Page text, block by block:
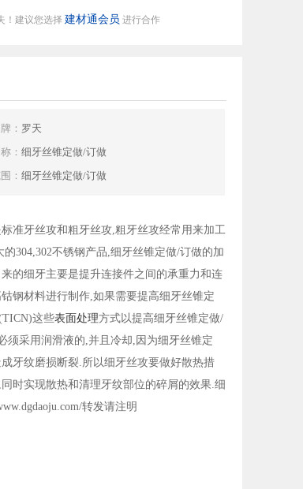
！建议您选择 建材通会员 进行合作
： 罗天
： 细牙丝锥定做/订做
： 细牙丝锥定做/订做
准牙丝攻和粗牙丝攻,粗牙丝攻经常用来加工
304,302不锈钢产品,细牙丝锥定做/订做的加
的细牙主要是提升连接件之间的承重力和连
钢材料进行制作,如果需要提高细牙丝锥定
这些表面处理方式以提高细牙丝锥定做/
须采用润滑液的,并且冷却,因为细牙丝锥定
牙纹磨损断裂.所以细牙丝攻要做好散热措
时实现散热和清理牙纹部位的碎屑的效果.细
转发请注明